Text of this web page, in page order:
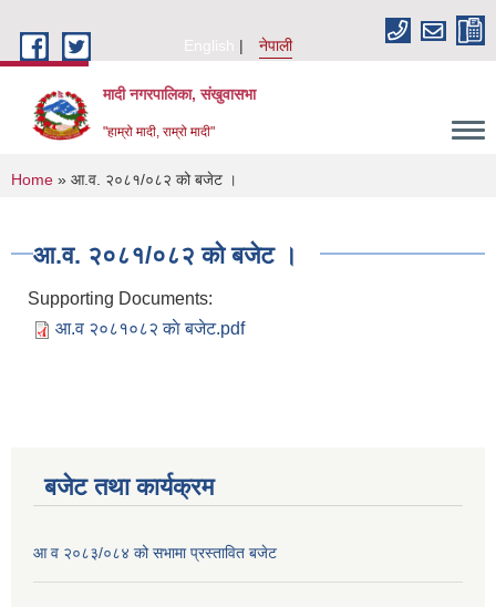
English
नेपाली
मादी नगरपालिका, संखुवासभा
"हाम्रो मादी, राम्रो मादी"
You are here
Home » आ.व. २०८१/०८२ को बजेट ।
आ.व. २०८१/०८२ को बजेट ।
Supporting Documents:
आ.व २०८१०८२ काे बजेट.pdf
बजेट तथा कार्यक्रम
आ व २०८३/०८४ को सभामा प्रस्तावित बजेट